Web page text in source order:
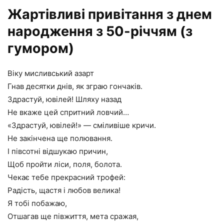
Жартівливі привітання з днем
народження з 50-річчям (з
гумором)
Віку мисливський азарт
Гнав десятки днів, як зграю гончаків.
Здрастуй, ювілей! Шляху назад
Не вкаже цей спритний ловчий…
«Здрастуй, ювілей!» — сміливіше кричи.
Не закінчена ще полювання.
І півсотні відшукаю причин,
Щоб пройти ліси, поля, болота.
Чекає тебе прекрасний трофей:
Радість, щастя і любов велика!
Я тобі побажаю,
Отшагав ще півжиття, мета сражая,